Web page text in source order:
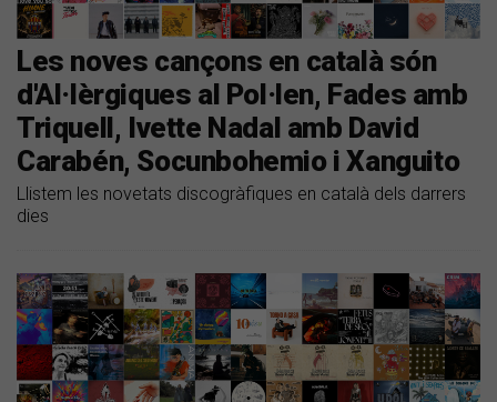
Les noves cançons en català són
d'Al·lèrgiques al Pol·len, Fades amb
Triquell, Ivette Nadal amb David
Carabén, Socunbohemio i Xanguito
Llistem les novetats discogràfiques en català dels darrers
dies